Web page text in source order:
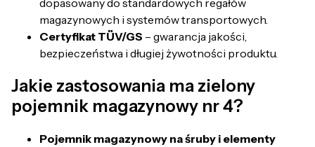
magazynowych i systemów transportowych.
Certyfikat TÜV/GS – gwarancja jakości,
bezpieczeństwa i długiej żywotności produktu.
Jakie zastosowania ma zielony
pojemnik magazynowy nr 4?
Pojemnik magazynowy na śruby i elementy